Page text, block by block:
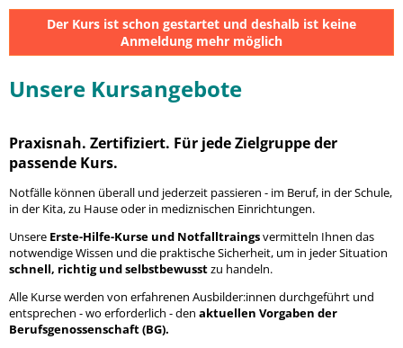
Der Kurs ist schon gestartet und deshalb ist keine
Anmeldung mehr möglich
Unsere Kursangebote
Praxisnah. Zertifiziert. Für jede Zielgruppe der
passende Kurs.
Notfälle können überall und jederzeit passieren - im Beruf, in der Schule,
in der Kita, zu Hause oder in mediznischen Einrichtungen.
Unsere Erste-Hilfe-Kurse und Notfalltraingsvermitteln Ihnen das
notwendige Wissen und die praktische Sicherheit, um in jeder Situation
schnell, richtig und selbstbewusstzu handeln.
Alle Kurse werden von erfahrenen Ausbilder:innen durchgeführt und
entsprechen - wo erforderlich - den aktuellen Vorgaben der
Berufsgenossenschaft (BG).